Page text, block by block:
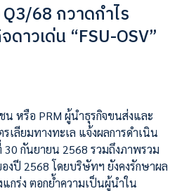
68 กวาดกำไร
าวเด่น “FSU-OSV”
หรือ PRM ผู้นำธุรกิจขนส่งและ
ลียมทางทะเล แจ้งผลการดำเนิน
กันยายน 2568 รวมถึงภาพรวม
งปี 2568 โดยบริษัทฯ​ ยังคงรักษาผล
กร่ง ตอกย้ำความเป็นผู้นำใน